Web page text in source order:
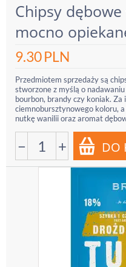
Chipsy
mocno
9.30PLN
Przedmiotem sprzedaży są
stworzone z myślą o
bourbon, brandy czy koniak.
ciemnobursztynowego koloru,
nutkę wanilii oraz aromat
− +